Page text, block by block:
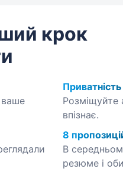
крок
Приватність
Розміщуйте
впізнає.
8
В
резюме і